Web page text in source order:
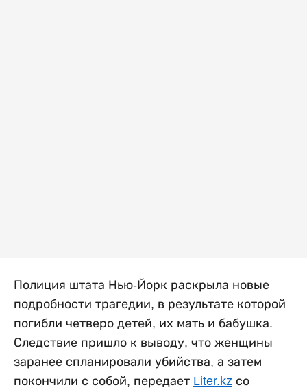
Полиция штата Нью-Йорк раскрыла новые
подробности трагедии, в результате которой
погибли четверо детей, их мать и бабушка.
Следствие пришло к выводу, что женщины
заранее спланировали убийства, а затем
покончили с собой, передает Liter.kz со